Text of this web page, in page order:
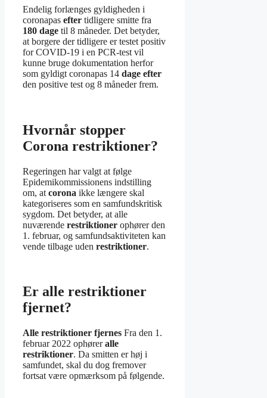
Endelig forlænges gyldigheden i
coronapas efter tidligere smitte fra
180 dage til 8 måneder. Det betyder,
at borgere der tidligere er testet positiv
for COVID-19 i en PCR-test vil
kunne bruge dokumentation herfor
som gyldigt coronapas 14 dage efter
den positive test og 8 måneder frem.
Hvornår stopper
Corona restriktioner?
Regeringen har valgt at følge
Epidemikommissionens indstilling
om, at corona ikke længere skal
kategoriseres som en samfundskritisk
sygdom. Det betyder, at alle
nuværende restriktioner ophører den
1. februar, og samfundsaktiviteten kan
vende tilbage uden restriktioner.
Er alle restriktioner
fjernet?
Alle restriktioner fjernes Fra den 1.
februar 2022 ophøreralle
restriktioner. Da smitten er høj i
samfundet, skal du dog fremover
fortsat være opmærksom på følgende.